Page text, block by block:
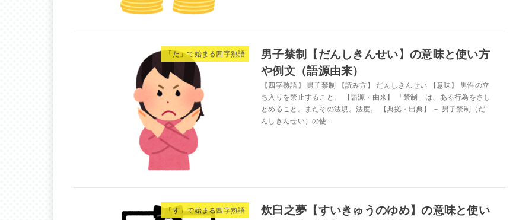
「た」で始まる四字熟語
男子禁制【だんしきんせい】の意味と使い方
や例文（語源由来）
【四字熟語】 男子禁制 【読み方】 だんしきんせい 【意味】 男性の立
ち入りを禁止すること。 【語源・由来】 「禁制」は、ある行為をさし
とめること。またその法規。法度。 【典拠・出典】 － 男子禁制（だ
んしきんせい）の使...
「す」で始まる四字熟語
炊臼之夢【すいきゅうのゆめ】の意味と使い